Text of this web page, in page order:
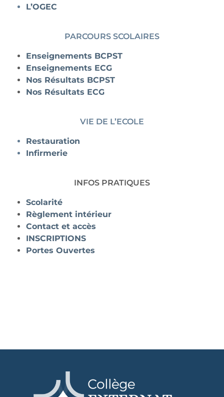
L’OGEC
PARCOURS SCOLAIRES
Enseignements BCPST
Enseignements ECG
Nos Résultats BCPST
Nos Résultats ECG
VIE DE L’ECOLE
Restauration
Infirmerie
INFOS PRATIQUES
Scolarité
Règlement intérieur
Contact et accès
INSCRIPTIONS
Portes Ouvertes